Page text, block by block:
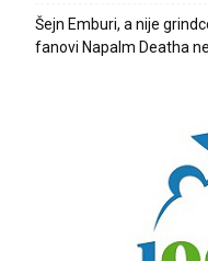
Šejn Emburi, a nije
fanovi Napalm Deatha